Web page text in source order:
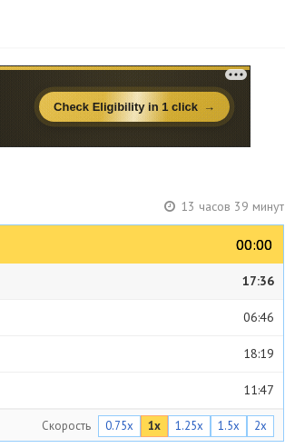
13 часов 39 минут
00:00
00:00
17:36
06:46
18:19
11:47
09:40
Скорость 0.75x 1x 1.25x 1.5x 2x